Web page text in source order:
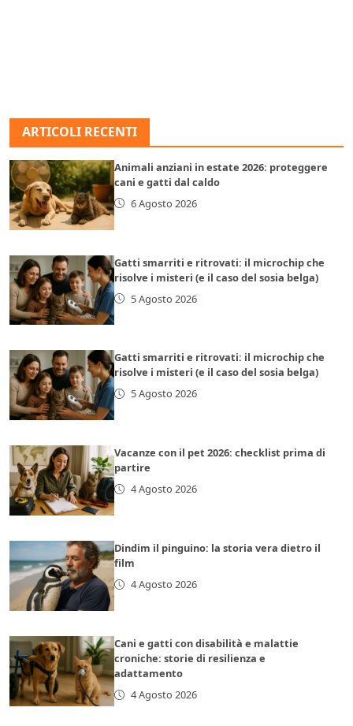
ARTICOLI RECENTI
Animali anziani in estate 2026: proteggere
cani e gatti dal caldo
6 Agosto 2026
Gatti smarriti e ritrovati: il microchip che
risolve i misteri (e il caso del sosia belga)
5 Agosto 2026
Gatti smarriti e ritrovati: il microchip che
risolve i misteri (e il caso del sosia belga)
5 Agosto 2026
Vacanze con il pet 2026: checklist prima di
partire
4 Agosto 2026
Dindim il pinguino: la storia vera dietro il
film
4 Agosto 2026
Cani e gatti con disabilità e malattie
croniche: storie di resilienza e
adattamento
4 Agosto 2026